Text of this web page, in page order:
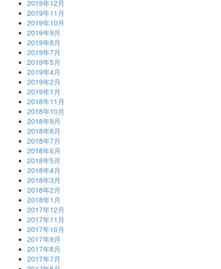
2019年12月
2019年11月
2019年10月
2019年9月
2019年8月
2019年7月
2019年5月
2019年4月
2019年2月
2019年1月
2018年11月
2018年10月
2018年9月
2018年8月
2018年7月
2018年6月
2018年5月
2018年4月
2018年3月
2018年2月
2018年1月
2017年12月
2017年11月
2017年10月
2017年9月
2017年8月
2017年7月